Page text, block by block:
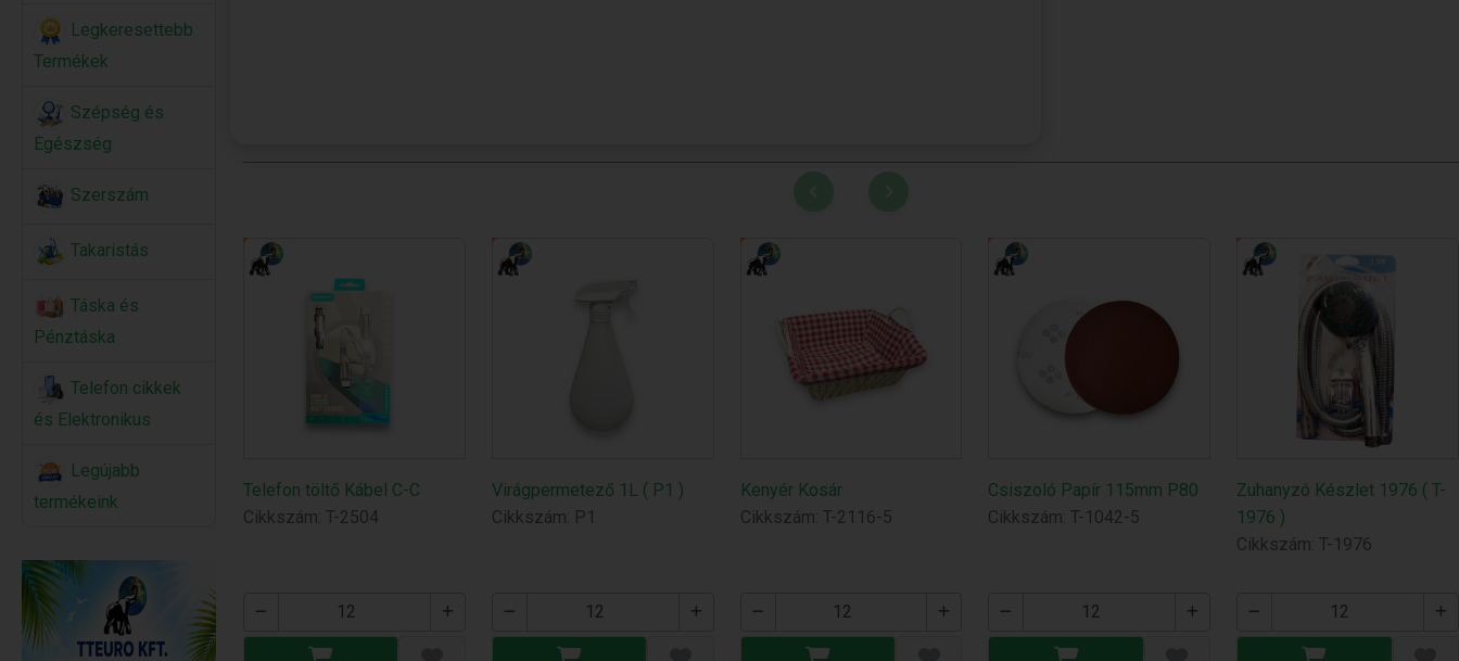
Legkeresettebb
Termékek
Szépség és
Egészség
Szerszám
Takaristás
Táska és
Pénztáska
Telefon cikkek
és Elektronikus
Legújabb
termékeink
Telefon töltő Kábel C-C
Cikkszám: T-2504
Virágpermetező 1L ( P1 )
Cikkszám: P1
Kenyér Kosár
Cikkszám: T-2116-5
Csiszoló Papír 115mm P80
Cikkszám: T-1042-5
Zuhanyzó Készlet 1976 ( T-
1976 )
Cikkszám: T-1976